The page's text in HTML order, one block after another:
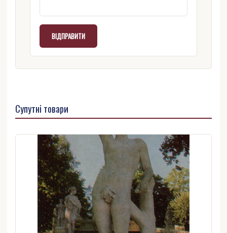
Супутні товари